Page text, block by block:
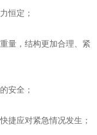
恒定；
量，结构更加合理、紧
安全；
应对紧急情况发生；